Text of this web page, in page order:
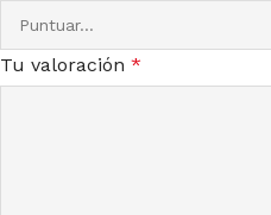
Tu valoración *